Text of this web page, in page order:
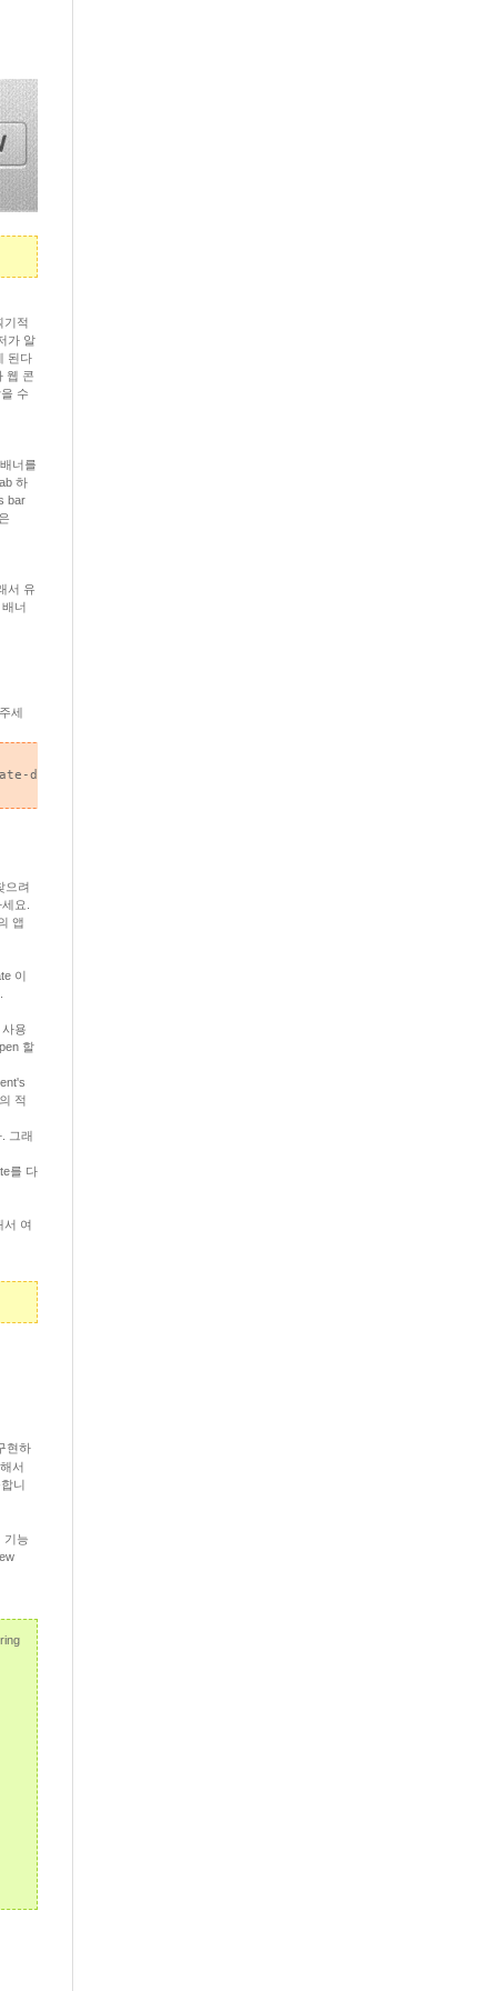
기적
가 알
된다
웹 콘
수
너를
하
bar
서 유
너
세
data=myAffiliateData, app-argument=myURL">
으려
요.
앱
이
용
할
적
그래
를 다
서 여
현하
서
니
기능